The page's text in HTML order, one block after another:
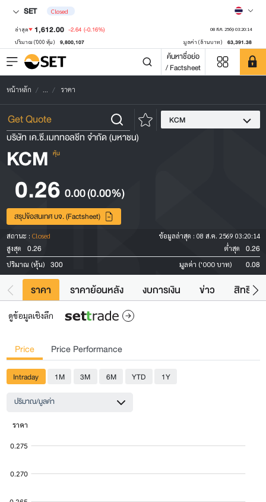
SET Closed
ล่าสุด 1,612.00 -2.64 (-0.16%) 08 ส.ค. 2569 03:20:14
ปริมาณ ('000 หุ้น) 9,800,107 มูลค่า (ล้านบาท) 63,391.38
ค้นหาชื่อย่อ
/ Factsheet
หน้าหลัก ... ราคา
KCM
บริษัท เค.ซี.เมททอลชีท จำกัด (มหาชน)
KCM หุ้น
0.26 0.00(0.00%)
สรุปข้อสนเทศ บจ. (Factsheet)
สถานะ : Closed ข้อมูลล่าสุด : 08 ส.ค. 2569 03:20:14
สูงสุด
0.26 ต่ำสุด 0.26
ปริมาณ (หุ้น) 300 มูลค่า ('000 บาท) 0.08
ราคา ราคาย้อนหลัง งบการเงิน ข่าว สิทธิปร
ดูข้อมูลเชิงลึก
Price Price Performance
Intraday 1M 3M 6M YTD
1Y
ปริมาณ/มูลค่า